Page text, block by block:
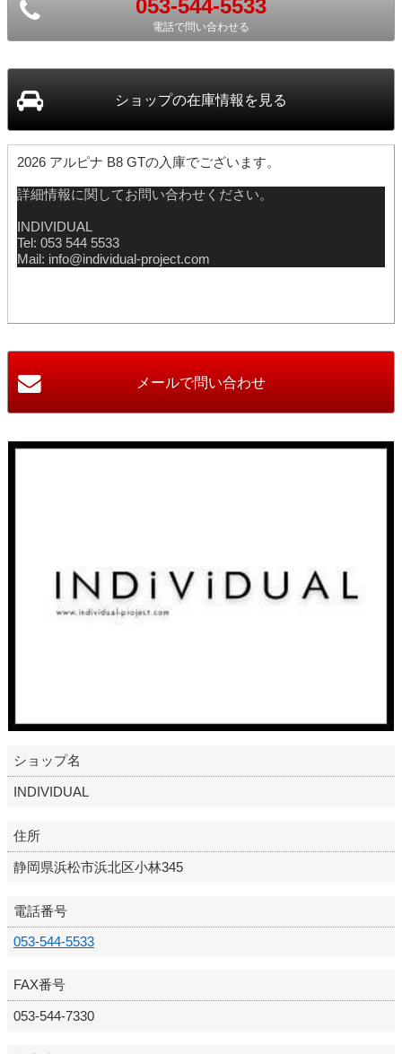
053-544-5533
電話で問い合わせる
ショップの在庫情報を見る
2026 アルピナ B8 GTの入庫でございます。
詳細情報に関してお問い合わせください。
INDIVIDUAL
Tel: 053 544 5533
Mail: info@individual-project.com
ショップ名
INDIVIDUAL
住所
静岡県浜松市浜北区小林345
電話番号
053-544-5533
FAX番号
053-544-7330